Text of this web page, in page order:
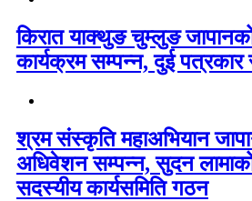
किरात याक्थुङ चुम्लुङ
कार्यक्रम सम्पन्न, दुई पत्रकार
श्रम संस्कृति महाअभियान
अधिवेशन सम्पन्न, सुदन
सदस्यीय कार्यसमिति गठन